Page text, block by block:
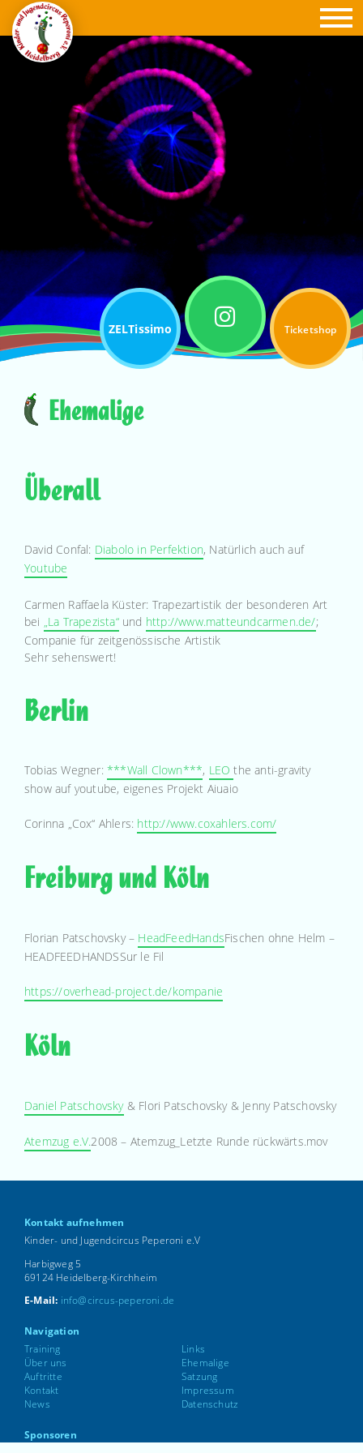
Ticketshop
ZELTissimo
Ehemalige
Überall
David Confal: Diabolo in Perfektion, Natürlich auch auf
Youtube
Carmen Raffaela Küster: Trapezartistik der besonderen Art
bei „La Trapezista“und http://www.matteundcarmen.de/;
Companie für zeitgenössische Artistik
Sehr sehenswert!
Berlin
Tobias Wegner: ***Wall Clown***, LEOthe anti-gravity
show auf youtube, eigenes Projekt Aiuaio
Corinna „Cox“ Ahlers: http://www.coxahlers.com/
Freiburg und Köln
Florian Patschovsky – HeadFeedHandsFischen ohne Helm –
HEADFEEDHANDSSur le Fil
https://overhead-project.de/kompanie
Köln
Daniel Patschovsky& Flori Patschovsky & Jenny Patschovsky
Atemzug e.V.2008 – Atemzug_Letzte Runde rückwärts.mov
Kontakt aufnehmen
Kinder- und Jugendcircus Peperoni e.V
Harbigweg 5
69124 Heidelberg-Kirchheim
E-Mail: info@circus-peperoni.de
Navigation
Training
Über uns
Auftritte
Kontakt
News
Links
Ehemalige
Satzung
Impressum
Datenschutz
Sponsoren